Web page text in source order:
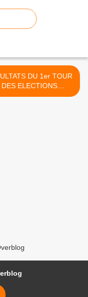
DU 1er TOUR
DES ELECTIONS
A ORLÉANS